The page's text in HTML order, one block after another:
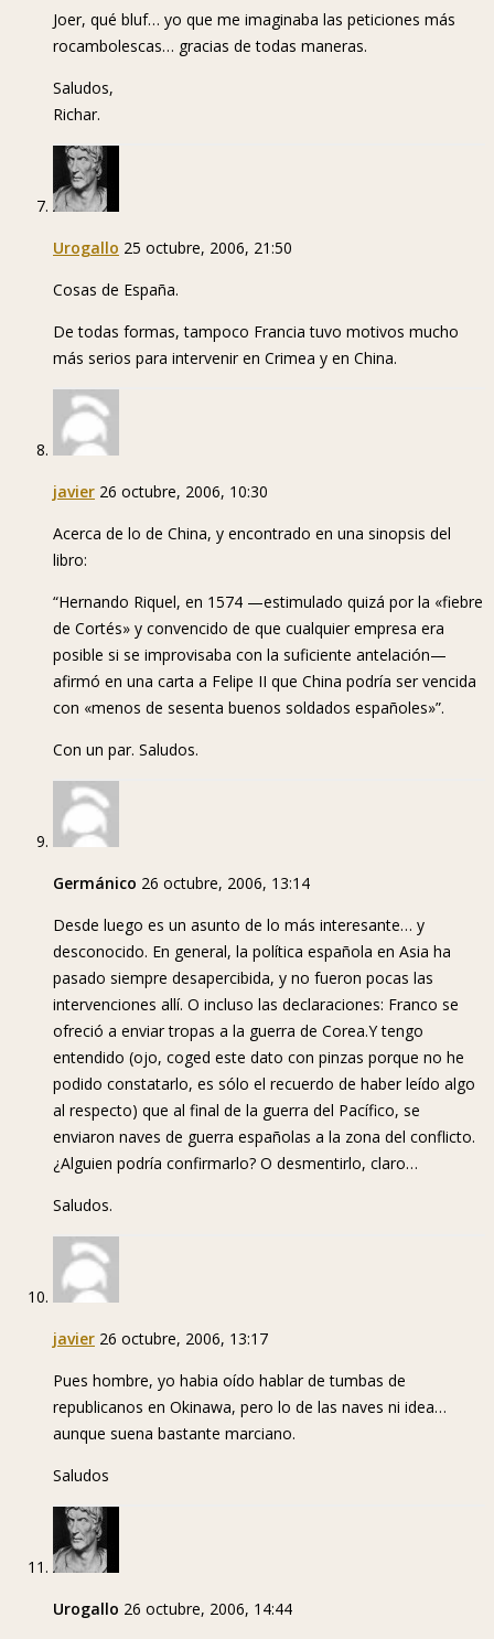
Joer, qué bluf… yo que me imaginaba las peticiones más
rocambolescas… gracias de todas maneras.
Saludos,
Richar.
Urogallo 25 octubre, 2006, 21:50
Cosas de España.
De todas formas, tampoco Francia tuvo motivos mucho
más serios para intervenir en Crimea y en China.
javier 26 octubre, 2006, 10:30
Acerca de lo de China, y encontrado en una sinopsis del
libro:
“Hernando Riquel, en 1574 —estimulado quizá por la «fiebre
de Cortés» y convencido de que cualquier empresa era
posible si se improvisaba con la suficiente antelación—
afirmó en una carta a Felipe II que China podría ser vencida
con «menos de sesenta buenos soldados españoles»”.
Con un par. Saludos.
Germánico 26 octubre, 2006, 13:14
Desde luego es un asunto de lo más interesante… y
desconocido. En general, la política española en Asia ha
pasado siempre desapercibida, y no fueron pocas las
intervenciones allí. O incluso las declaraciones: Franco se
ofreció a enviar tropas a la guerra de Corea.Y tengo
entendido (ojo, coged este dato con pinzas porque no he
podido constatarlo, es sólo el recuerdo de haber leído algo
al respecto) que al final de la guerra del Pacífico, se
enviaron naves de guerra españolas a la zona del conflicto.
¿Alguien podría confirmarlo? O desmentirlo, claro…
Saludos.
javier 26 octubre, 2006, 13:17
Pues hombre, yo habia oído hablar de tumbas de
republicanos en Okinawa, pero lo de las naves ni idea…
aunque suena bastante marciano.
Saludos
Urogallo 26 octubre, 2006, 14:44